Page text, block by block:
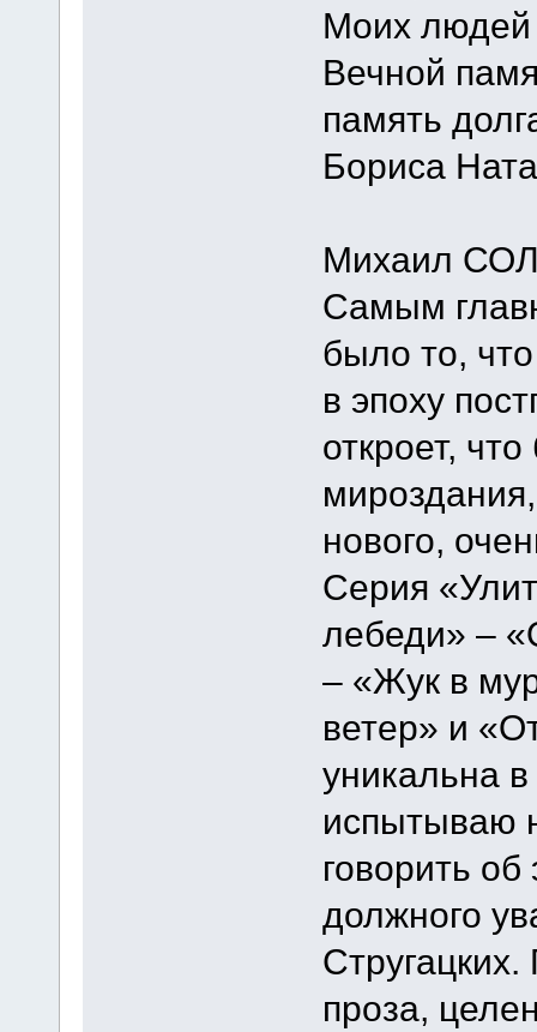
Моих людей
Вечной
память
Бориса
Михаил
Самым
было то,
в эпоху
откроет,
нового,
Серия
лебеди» –
– «Жук в
ветер» и
уникальна
испытываю
говорить об
должного
проза,